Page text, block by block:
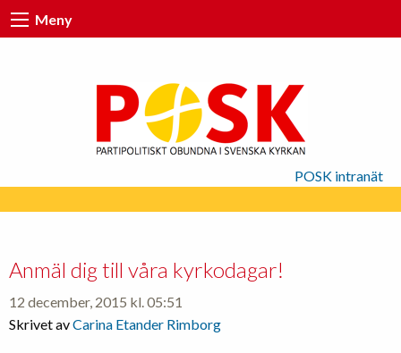
Meny
POSK intranät
Anmäl dig till våra kyrkodagar!
12 december, 2015 kl. 05:51
Skrivet avCarina Etander Rimborg